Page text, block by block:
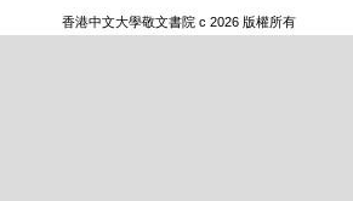
香港中文大學敬文書院 c 2026 版權所有